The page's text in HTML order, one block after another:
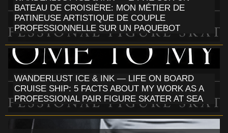
BATEAU DE CROISIÈRE: MON MÉTIER DE
PATINEUSE ARTISTIQUE DE COUPLE
PROFESSIONNELLE SUR UN PAQUEBOT
WANDERLUST ICE & INK — LIFE ON BOARD
CRUISE SHIP: 5 FACTS ABOUT MY WORK AS A
PROFESSIONAL PAIR FIGURE SKATER AT SEA